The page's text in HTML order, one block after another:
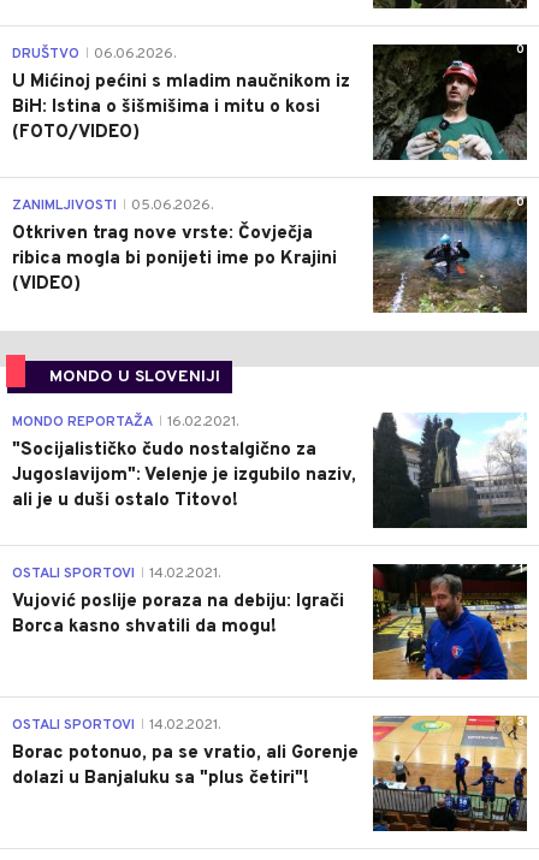
0
DRUŠTVO 06.06.2026.
U Mićinoj pećini s mladim naučnikom iz
BiH: Istina o šišmišima i mitu o kosi
(FOTO/VIDEO)
0
ZANIMLJIVOSTI 05.06.2026.
Otkriven trag nove vrste: Čovječja
ribica mogla bi ponijeti ime po Krajini
(VIDEO)
MONDO U SLOVENIJI
4
MONDO REPORTAŽA 16.02.2021.
"Socijalističko čudo nostalgično za
Jugoslavijom": Velenje je izgubilo naziv,
ali je u duši ostalo Titovo!
1
OSTALI SPORTOVI 14.02.2021.
Vujović poslije poraza na debiju: Igrači
Borca kasno shvatili da mogu!
3
OSTALI SPORTOVI 14.02.2021.
Borac potonuo, pa se vratio, ali Gorenje
dolazi u Banjaluku sa "plus četiri"!